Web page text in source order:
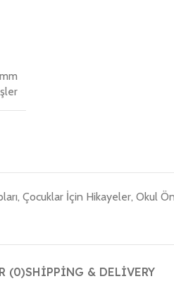
, Çocuklar İçin Hikayeler, Okul
(0)SHIPPING & DELIVERY